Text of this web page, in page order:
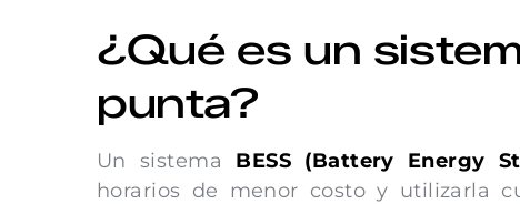
¿Qué es un
punta?
Un sistema BESS (Battery Energy
horarios de menor costo y utilizarla